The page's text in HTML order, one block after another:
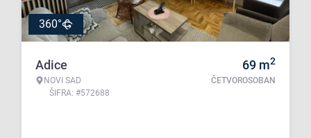
360°
Adice
NOVI SAD
ŠIFRA: #572688
69 m2
ČETVOROSOBAN